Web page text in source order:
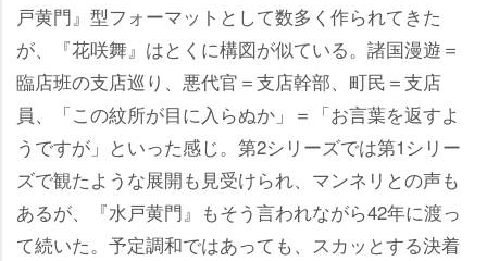
戸黄門』型フォーマットとして数多く作られてきた
が、『花咲舞』はとくに構図が似ている。諸国漫遊＝
臨店班の支店巡り、悪代官＝支店幹部、町民＝支店
員、「この紋所が目に入らぬか」＝「お言葉を返すよ
うですが」といった感じ。第2シリーズでは第1シリー
ズで観たような展開も見受けられ、マンネリとの声も
あるが、『水戸黄門』もそう言われながら42年に渡っ
て続いた。予定調和ではあっても、スカッとする決着